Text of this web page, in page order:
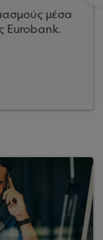
μέσα
Eurobank.